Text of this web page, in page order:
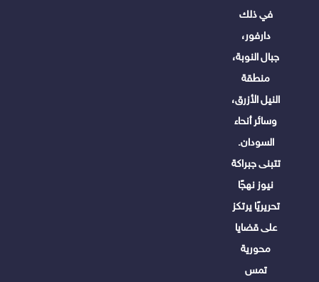
في ذلك
دارفور،
جبال النوبة،
منطقة
النيل الأزرق،
وسائر أنحاء
السودان.
تتبنى جبراكة
نيوز نهجًا
تحريريًا يرتكز
على قضايا
محورية
تمس